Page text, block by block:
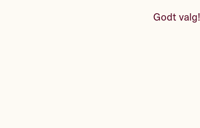
Godt valg!